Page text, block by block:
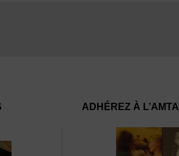
ADHÉREZ À L’AMTA